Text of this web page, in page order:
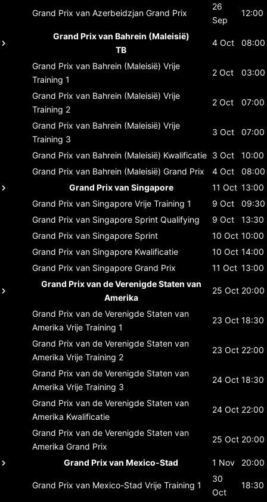
Grand Prix van Azerbeidzjan Grand Prix
26
Sep
12:00
Grand Prix van Bahrein (Maleisië)
TB
4 Oct 08:00
Grand Prix van Bahrein (Maleisië) Vrije
Training 1
2 Oct 03:00
Grand Prix van Bahrein (Maleisië) Vrije
Training 2
2 Oct 07:00
Grand Prix van Bahrein (Maleisië) Vrije
Training 3
3 Oct 07:00
Grand Prix van Bahrein (Maleisië) Kwalificatie 3 Oct
10:00
Grand Prix van Bahrein (Maleisië) Grand Prix 4 Oct
08:00
Grand Prix van Singapore
11 Oct 13:00
Grand Prix van Singapore Vrije Training 1 9 Oct
09:30
Grand Prix van Singapore Sprint Qualifying 9 Oct
13:30
Grand Prix van Singapore Sprint 10 Oct 10:00
Grand Prix van Singapore Kwalificatie 10 Oct 14:00
Grand Prix van Singapore Grand Prix 11 Oct 13:00
Grand Prix van de Verenigde Staten van
Amerika
25 Oct 20:00
Grand Prix van de Verenigde Staten van
Amerika Vrije Training 1
23 Oct 18:30
Grand Prix van de Verenigde Staten van
Amerika Vrije Training 2
23 Oct 22:00
Grand Prix van de Verenigde Staten van
Amerika Vrije Training 3
24 Oct 18:30
Grand Prix van de Verenigde Staten van
Amerika Kwalificatie
24 Oct 22:00
Grand Prix van de Verenigde Staten van
Amerika Grand Prix
25 Oct 20:00
Grand Prix van Mexico-Stad 1 Nov 20:00
Grand Prix van Mexico-Stad Vrije Training 1
30
Oct
18:30